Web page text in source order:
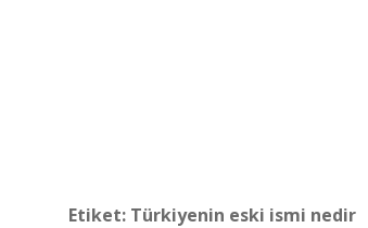
Etiket: Türkiyenin eski ismi nedir